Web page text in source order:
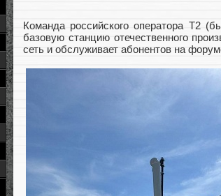
Команда российского оператора T2
базовую станцию отечественного
сеть и обслуживает абонентов на